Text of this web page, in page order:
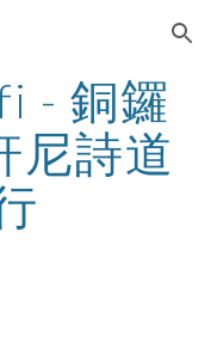
Skip to navigation
- 銅鑼
尼詩道